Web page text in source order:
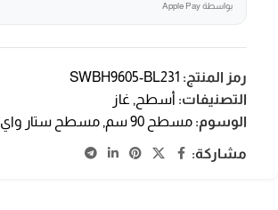
بواسطة Apple Pay
رمز المنتج: SWBH9605-BL231
التصنيفات: أسطح , غاز
الوسوم: مسطح 90 سم , مسطح ستار واي
مشاركة: